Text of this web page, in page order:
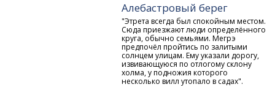
Алебастровый берег
"Этрета всегда был спокойным местом.
Сюда приезжают люди определённого
круга, обычно семьями. Мегрэ
предпочёл пройтись по залитыми
солнцем улицам. Ему указали дорогу,
извивающуюся по отлогому склону
холма, у подножия которого
несколько вилл утопало в садах".